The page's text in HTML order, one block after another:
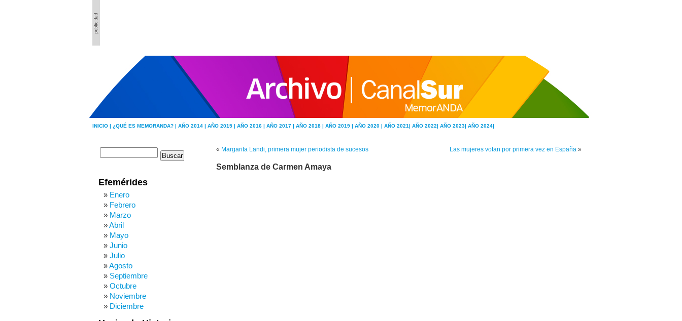
INICIO | ¿QUÉ ES MEMORANDA? | AÑO 2014 | AÑO 2015 | AÑO 2016 | AÑO 2017 | AÑO 2018 | AÑO 2019 | AÑO 2020 | AÑO 2021| AÑO 2022| AÑO 2023| AÑO 2024|
« Margarita Landi, primera mujer periodista de sucesos Las mujeres votan por primera vez en España »
Semblanza de Carmen Amaya
Efemérides
Enero
Febrero
Marzo
Abril
Mayo
Junio
Julio
Agosto
Septiembre
Octubre
Noviembre
Diciembre